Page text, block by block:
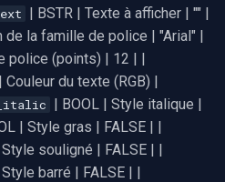
AMA
OpenCV
OpenGL
AWS
FLIR / Teledyne
Milesight
INSTAR
Zmodo
| BSTR | Texte à afficher | "" |
de la famille de police | "Arial" |
police (points) | 12 | |
Couleur du texte (RGB) |
| BOOL | Style italique |
| Style gras | FALSE | |
souligné | FALSE | |
barré | FALSE | |